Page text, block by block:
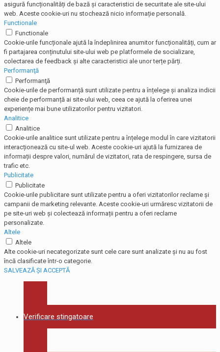
asigură funcționalități de bază și caracteristici de securitate ale site-ului
web. Aceste cookie-uri nu stochează nicio informație personală.
Functionale
Functionale
Cookie-urile funcționale ajută la îndeplinirea anumitor funcționalități, cum ar
fi partajarea conținutului site-ului web pe platformele de socializare,
colectarea de feedback și alte caracteristici ale unor terțe părți.
Performanţă
Performanţă
Cookie-urile de performanță sunt utilizate pentru a înțelege și analiza indicii
cheie de performanță ai site-ului web, ceea ce ajută la oferirea unei
experiențe mai bune utilizatorilor pentru vizitatori.
Analitice
Analitice
Cookie-urile analitice sunt utilizate pentru a înțelege modul în care vizitatorii
interacționează cu site-ul web. Aceste cookie-uri ajută la furnizarea de
informații despre valori, numărul de vizitatori, rata de respingere, sursa de
trafic etc.
Publicitate
Publicitate
Cookie-urile publicitare sunt utilizate pentru a oferi vizitatorilor reclame și
campanii de marketing relevante. Aceste cookie-uri urmăresc vizitatorii de
pe site-uri web și colectează informații pentru a oferi reclame
personalizate.
Altele
Altele
Alte cookie-uri necategorizate sunt cele care sunt analizate și nu au fost
încă clasificate într-o categorie.
SALVEAZĂ ȘI ACCEPTĂ
Verificare stingatoare